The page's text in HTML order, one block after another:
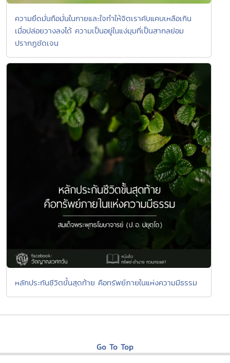
ความยึดมั่นถือมั่นในกายและใจทำให้จิตเราคับแคบเหลือเกิน
เมื่อปล่อยวางลงได้ ความเป็นอยู่ในแง่มุมที่เป็นสากลย่อม
ปรากฏชัดเจน
หลักประกันชีวิตขั้นสุดท้าย คือทรัพย์ภายในแห่งความมีธรรม
Go To Top